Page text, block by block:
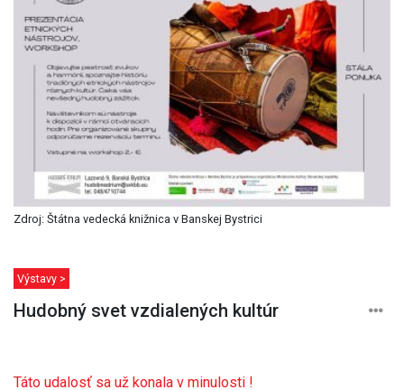
Zdroj: Štátna vedecká knižnica v Banskej Bystrici
Výstavy >
Hudobný svet vzdialených kultúr
Táto udalosť sa už konala v minulosti !